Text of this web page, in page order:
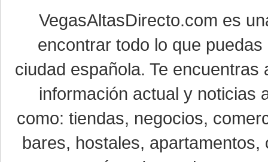
VegasAltasDirecto.com es
encontrar todo lo que
ciudad española. Te
información actual y noticias
como: tiendas, negocios,
bares, hostales,